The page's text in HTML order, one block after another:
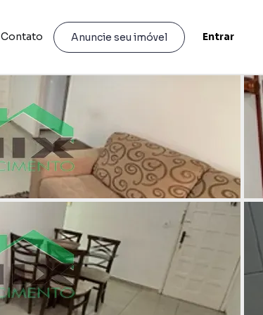
Contato Anuncie seu imóvel Entrar